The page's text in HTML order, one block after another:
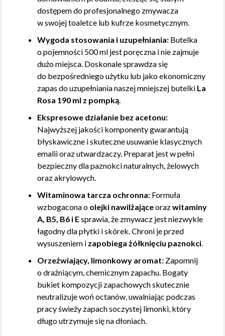
dostępem do profesjonalnego zmywacza
w swojej toaletce lub kufrze kosmetycznym.
Wygoda stosowania i uzupełniania: Butelka
o pojemności 500 ml jest poręczna i nie zajmuje
dużo miejsca. Doskonale sprawdza się
do bezpośredniego użytku lub jako ekonomiczny
zapas do uzupełniania naszej mniejszej butelki La
Rosa 190 ml z pompką.
Ekspresowe działanie bez acetonu:
Najwyższej jakości komponenty gwarantują
błyskawiczne i skuteczne usuwanie klasycznych
emalii oraz utwardzaczy. Preparat jest w pełni
bezpieczny dla paznokci naturalnych, żelowych
oraz akrylowych.
Witaminowa tarcza ochronna: Formuła
wzbogacona o olejki nawilżająceorazwitaminy
A, B5, B6 i Esprawia, że zmywacz jest niezwykle
łagodny dla płytki i skórek. Chroni je przed
wysuszeniem i zapobiega żółknięciu paznokci.
Orzeźwiający, limonkowy aromat: Zapomnij
o drażniącym, chemicznym zapachu. Bogaty
bukiet kompozycji zapachowych skutecznie
neutralizuje woń octanów, uwalniając podczas
pracy świeży zapach soczystej limonki, który
długo utrzymuje się na dłoniach.